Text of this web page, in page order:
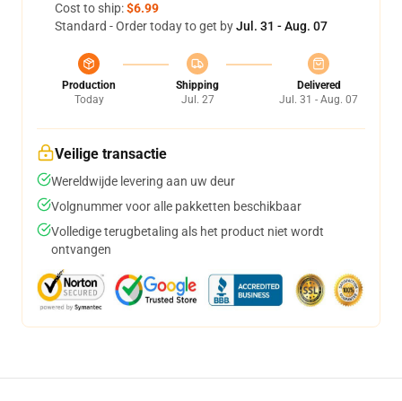
Cost to ship:$6.99
Standard - Order today to get byJul. 31 - Aug. 07
Production
Today
Shipping
Jul. 27
Delivered
Jul. 31 - Aug. 07
Veilige transactie
Wereldwijde levering aan uw deur
Volgnummer voor alle pakketten beschikbaar
Volledige terugbetaling als het product niet wordt
ontvangen